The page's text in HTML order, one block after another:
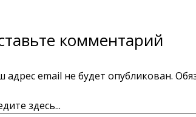
комментарий
адрес email не будет опубликован.
здесь...